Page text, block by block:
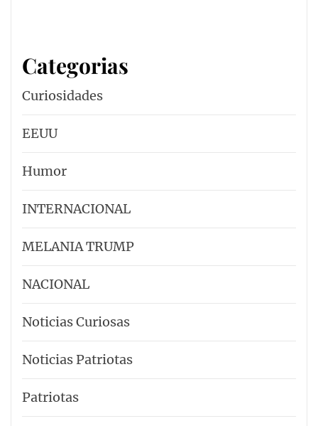
Categorias
Curiosidades
EEUU
Humor
INTERNACIONAL
MELANIA TRUMP
NACIONAL
Noticias Curiosas
Noticias Patriotas
Patriotas